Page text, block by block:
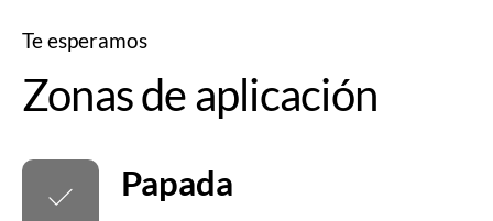
Te esperamos
Zonas de aplicación
Papada